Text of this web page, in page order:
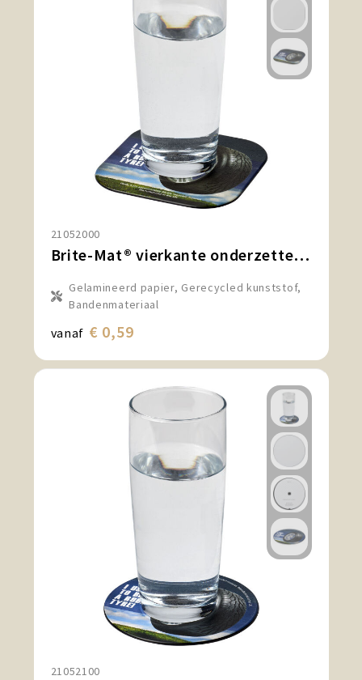
21052000
Brite-Mat® vierkante onderzetter met bandmateriaal
Gelamineerd papier, Gerecycled kunststof,
Bandenmateriaal
vanaf € 0,59
21052100